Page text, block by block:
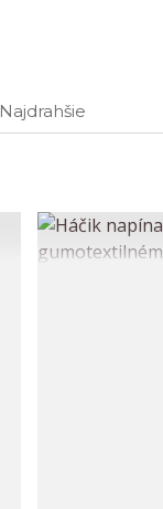
Najdrahšie